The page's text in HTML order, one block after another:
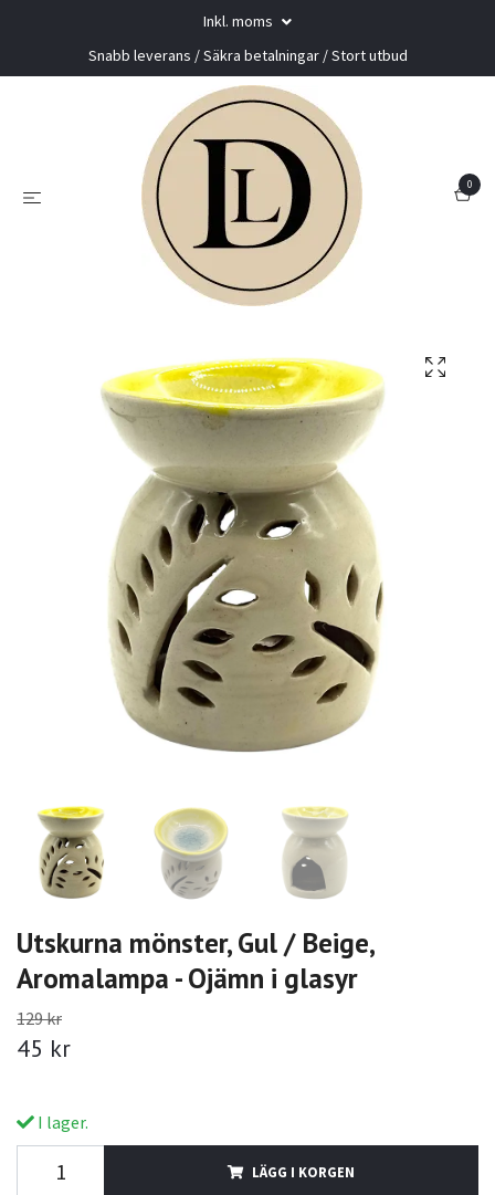
Inkl. moms
Snabb leverans / Säkra betalningar / Stort utbud
0
Utskurna mönster, Gul / Beige,
Aromalampa - Ojämn i glasyr
129 kr
45 kr
I lager.
LÄGG I KORGEN